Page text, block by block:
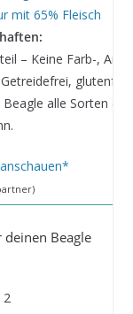
– Keine Farb-,
glutenfrei.
alle Sorten
Beagle
2